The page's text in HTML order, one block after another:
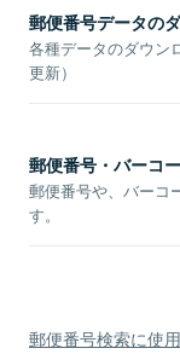
郵便番号データの
各種データのダウン
更新）
郵便番号・バーコ
郵便番号や、バーコ
す。
郵便番号検索に使